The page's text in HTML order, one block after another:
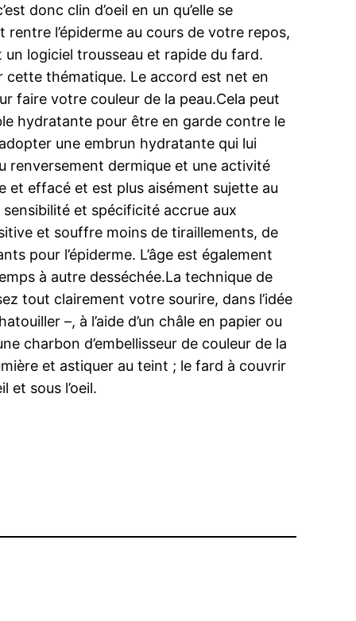
donc clin d’oeil en un qu’elle se
l’épiderme au cours de votre repos,
logiciel trousseau et rapide du fard.
cette thématique. Le accord est net en
faire votre couleur de la peau.Cela peut
hydratante pour être en garde contre le
une embrun hydratante qui lui
renversement dermique et une activité
et effacé et est plus aisément sujette au
et spécificité accrue aux
et souffre moins de tiraillements, de
pour l’épiderme. L’âge est également
à autre desséchée.La technique de
tout clairement votre sourire, dans l’idée
–, à l’aide d’un châle en papier ou
charbon d’embellisseur de couleur de la
et astiquer au teint ; le fard à couvrir
et sous l’oeil.